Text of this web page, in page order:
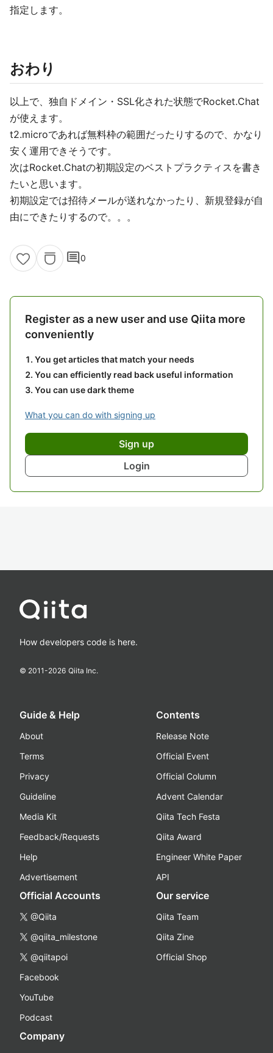
指定します。
おわり
以上で、独自ドメイン・SSL化された状態でRocket.Chat
が使えます。
t2.microであれば無料枠の範囲だったりするので、かなり
安く運用できそうです。
次はRocket.Chatの初期設定のベストプラクティスを書き
たいと思います。
初期設定では招待メールが送れなかったり、新規登録が自
由にできたりするので。。。
comment0
Register as a new user and use Qiita more
conveniently
You get articles that match your needs
You can efficiently read back useful information
You can use dark theme
What you can do with signing up
Sign up
Login
How developers code is here.
© 2011-2026 Qiita Inc.
Guide & Help
About
Terms
Privacy
Guideline
Media Kit
Feedback/Requests
Help
Advertisement
Contents
Release Note
Official Event
Official Column
Advent Calendar
Qiita Tech Festa
Qiita Award
Engineer White Paper
API
Official Accounts
@Qiita
@qiita_milestone
@qiitapoi
Facebook
YouTube
Podcast
Our service
Qiita Team
Qiita Zine
Official Shop
Company